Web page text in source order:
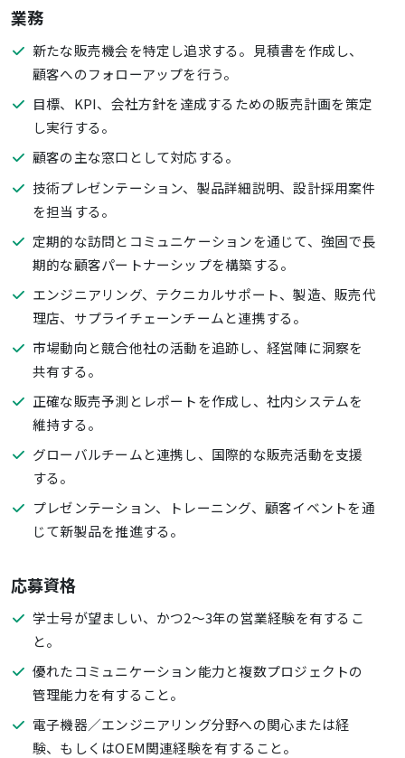
業務
新たな販売機会を特定し追求する。見積書を作成し、
顧客へのフォローアップを行う。
目標、KPI、会社方針を達成するための販売計画を策定
し実行する。
顧客の主な窓口として対応する。
技術プレゼンテーション、製品詳細説明、設計採用案件
を担当する。
定期的な訪問とコミュニケーションを通じて、強固で長
期的な顧客パートナーシップを構築する。
エンジニアリング、テクニカルサポート、製造、販売代
理店、サプライチェーンチームと連携する。
市場動向と競合他社の活動を追跡し、経営陣に洞察を
共有する。
正確な販売予測とレポートを作成し、社内システムを
維持する。
グローバルチームと連携し、国際的な販売活動を支援
する。
プレゼンテーション、トレーニング、顧客イベントを通
じて新製品を推進する。
応募資格
学士号が望ましい、かつ2～3年の営業経験を有するこ
と。
優れたコミュニケーション能力と複数プロジェクトの
管理能力を有すること。
電子機器／エンジニアリング分野への関心または経
験、もしくはOEM関連経験を有すること。